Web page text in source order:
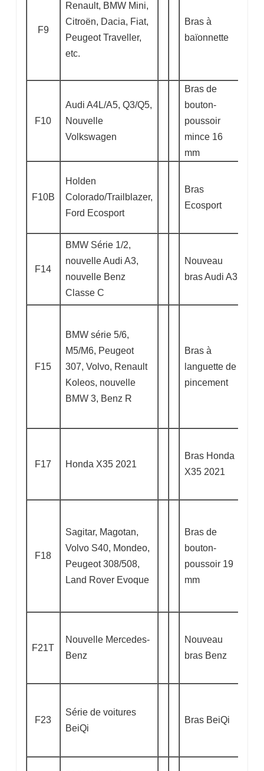
F9
Renault, BMW Mini,
Citroën, Dacia, Fiat,
Peugeot Traveller,
etc.
Bras à
baïonnette
F10
Audi A4L/A5, Q3/Q5,
Nouvelle
Volkswagen
Bras de
bouton-
poussoir
mince 16
mm
F10B
Holden
Colorado/Trailblazer,
Ford Ecosport
Bras
Ecosport
F14
BMW Série 1/2,
nouvelle Audi A3,
nouvelle Benz
Classe C
Nouveau
bras Audi A3
F15
BMW série 5/6,
M5/M6, Peugeot
307, Volvo, Renault
Koleos, nouvelle
BMW 3, Benz R
Bras à
languette de
pincement
F17 Honda X35 2021
Bras Honda
X35 2021
F18
Sagitar, Magotan,
Volvo S40, Mondeo,
Peugeot 308/508,
Land Rover Evoque
Bras de
bouton-
poussoir 19
mm
F21T
Nouvelle Mercedes-
Benz
Nouveau
bras Benz
F23
Série de voitures
BeiQi
Bras BeiQi